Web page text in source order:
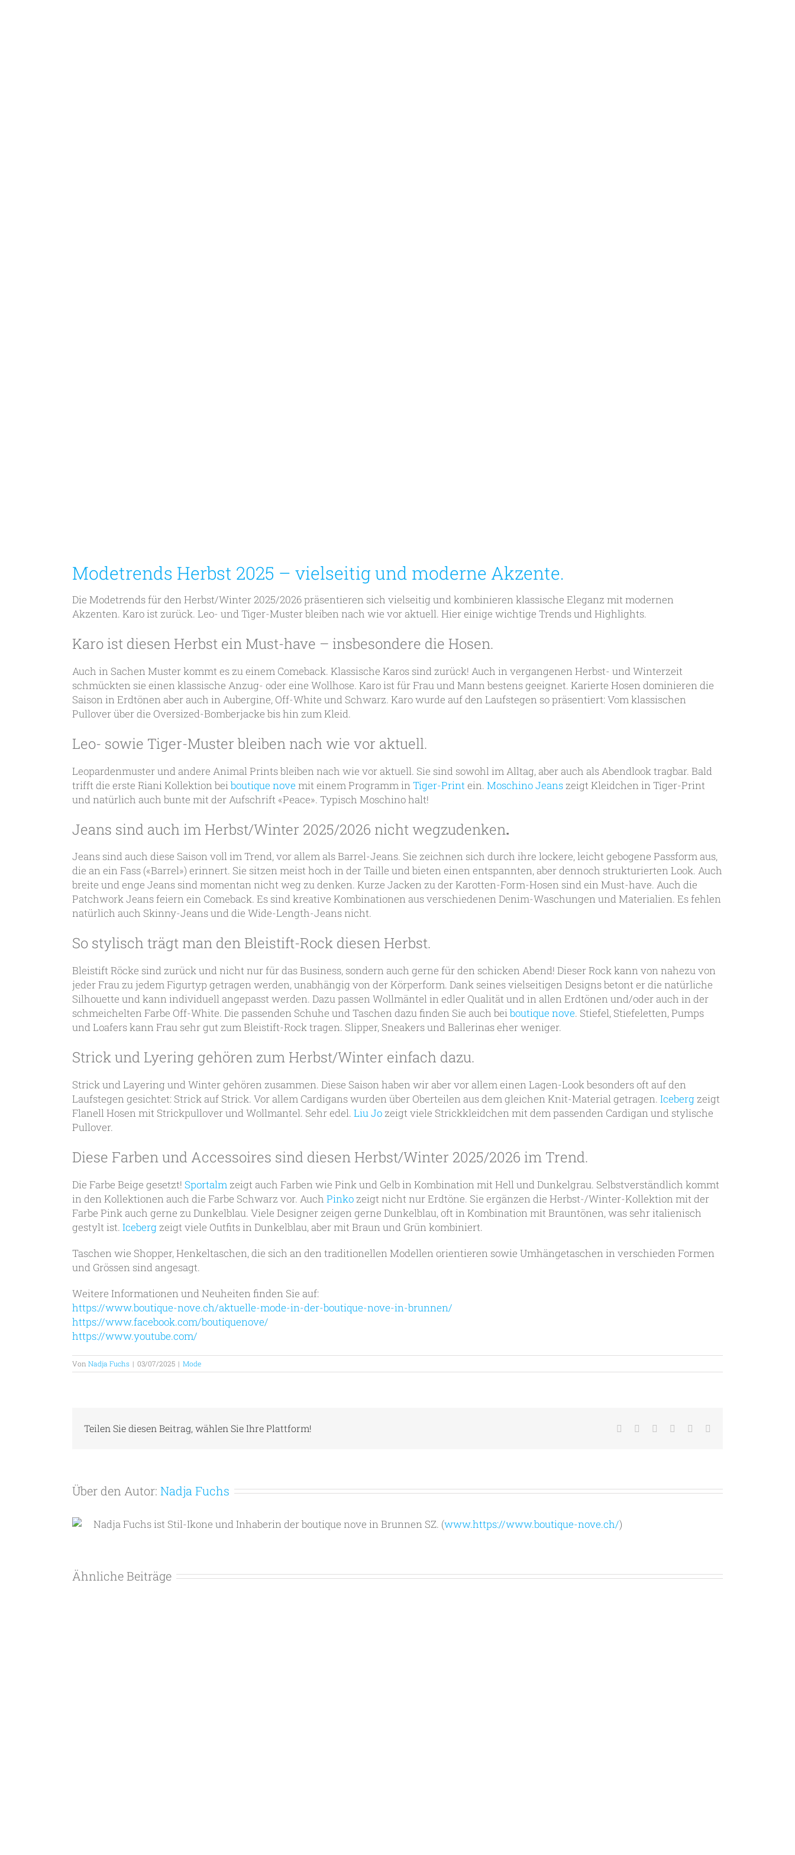
Modetrends Herbst 2025 – vielseitig und moderne Akzente.
Die Modetrends für den Herbst/Winter 2025/2026 präsentieren sich vielseitig und kombinieren klassische Eleganz mit modernen
Akzenten. Karo ist zurück. Leo- und Tiger-Muster bleiben nach wie vor aktuell. Hier einige wichtige Trends und Highlights.
Karo ist diesen Herbst ein Must-have – insbesondere die Hosen.
Auch in Sachen Muster kommt es zu einem Comeback. Klassische Karos sind zurück! Auch in vergangenen Herbst- und Winterzeit
schmückten sie einen klassische Anzug- oder eine Wollhose. Karo ist für Frau und Mann bestens geeignet. Karierte Hosen dominieren die
Saison in Erdtönen aber auch in Aubergine, Off-White und Schwarz. Karo wurde auf den Laufstegen so präsentiert: Vom klassischen
Pullover über die Oversized-Bomberjacke bis hin zum Kleid.
Leo- sowie Tiger-Muster bleiben nach wie vor aktuell.
Leopardenmuster und andere Animal Prints bleiben nach wie vor aktuell. Sie sind sowohl im Alltag, aber auch als Abendlook tragbar. Bald
trifft die erste Riani Kollektion beiboutique nove mit einem Programm inTiger-Printein. Moschino Jeans zeigt Kleidchen in Tiger-Print
und natürlich auch bunte mit der Aufschrift «Peace». Typisch Moschino halt!
Jeans sind auch im Herbst/Winter 2025/2026 nicht wegzudenken.
Jeans sind auch diese Saison voll im Trend, vor allem als Barrel-Jeans. Sie zeichnen sich durch ihre lockere, leicht gebogene Passform aus,
die an ein Fass («Barrel») erinnert. Sie sitzen meist hoch in der Taille und bieten einen entspannten, aber dennoch strukturierten Look. Auch
breite und enge Jeans sind momentan nicht weg zu denken. Kurze Jacken zu der Karotten-Form-Hosen sind ein Must-have. Auch die
Patchwork Jeans feiern ein Comeback. Es sind kreative Kombinationen aus verschiedenen Denim-Waschungen und Materialien. Es fehlen
natürlich auch Skinny-Jeans und die Wide-Length-Jeans nicht.
So stylisch trägt man den Bleistift-Rock diesen Herbst.
Bleistift Röcke sind zurück und nicht nur für das Business, sondern auch gerne für den schicken Abend! Dieser Rock kann von nahezu von
jeder Frau zu jedem Figurtyp getragen werden, unabhängig von der Körperform. Dank seines vielseitigen Designs betont er die natürliche
Silhouette und kann individuell angepasst werden. Dazu passen Wollmäntel in edler Qualität und in allen Erdtönen und/oder auch in der
schmeichelten Farbe Off-White. Die passenden Schuhe und Taschen dazu finden Sie auch beiboutique nove. Stiefel, Stiefeletten, Pumps
und Loafers kann Frau sehr gut zum Bleistift-Rock tragen. Slipper, Sneakers und Ballerinas eher weniger.
Strick und Lyering gehören zum Herbst/Winter einfach dazu.
Strick und Layering und Winter gehören zusammen. Diese Saison haben wir aber vor allem einen Lagen-Look besonders oft auf den
Laufstegen gesichtet: Strick auf Strick. Vor allem Cardigans wurden über Oberteilen aus dem gleichen Knit-Material getragen. Iceberg zeigt
Flanell Hosen mit Strickpullover und Wollmantel. Sehr edel. Liu Jo zeigt viele Strickkleidchen mit dem passenden Cardigan und stylische
Pullover.
Diese Farben und Accessoires sind diesen Herbst/Winter 2025/2026 im Trend.
Die Farbe Beige gesetzt! Sportalm zeigt auch Farben wie Pink und Gelb in Kombination mit Hell und Dunkelgrau. Selbstverständlich kommt
in den Kollektionen auch die Farbe Schwarz vor. Auch Pinko zeigt nicht nur Erdtöne. Sie ergänzen die Herbst-/Winter-Kollektion mit der
Farbe Pink auch gerne zu Dunkelblau. Viele Designer zeigen gerne Dunkelblau, oft in Kombination mit Brauntönen, was sehr italienisch
gestylt ist. Iceberg zeigt viele Outfits in Dunkelblau, aber mit Braun und Grün kombiniert.
Taschen wie Shopper, Henkeltaschen, die sich an den traditionellen Modellen orientieren sowie Umhängetaschen in verschieden Formen
und Grössen sind angesagt.
Weitere Informationen und Neuheiten finden Sie auf:
https://www.boutique-nove.ch/aktuelle-mode-in-der-boutique-nove-in-brunnen/
https://www.facebook.com/boutiquenove/
https://www.youtube.com/
Von Nadja Fuchs | 03/07/2025 | Mode
Teilen Sie diesen Beitrag, wählen Sie Ihre Plattform! Facebook
TwitterLinkedIn
TumblrPinterest
Über den Autor: Nadja Fuchs
Nadja Fuchs ist Stil-Ikone und Inhaberin der boutique nove in Brunnen SZ. (www.https://www.boutique-nove.ch/)
Ähnliche Beiträge